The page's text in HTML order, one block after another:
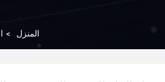
المنزل >